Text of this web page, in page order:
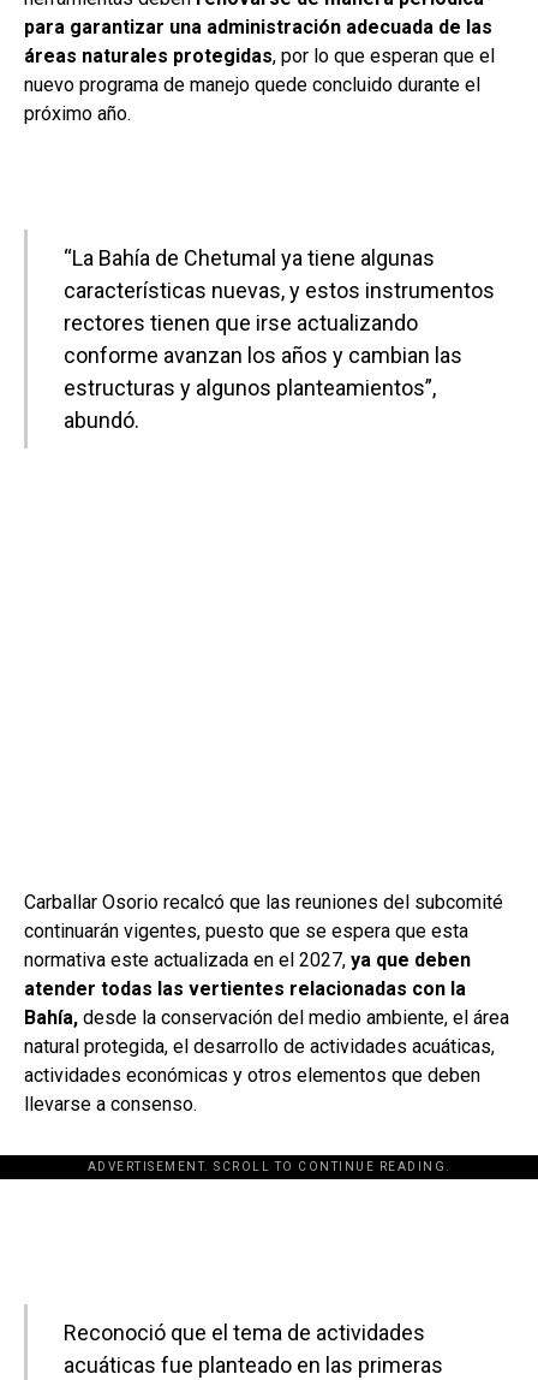
para garantizar una administración adecuada de las
áreas naturales protegidas, por lo que esperan que el
nuevo programa de manejo quede concluido durante el
próximo año.
“La Bahía de Chetumal ya tiene algunas
características nuevas, y estos instrumentos
rectores tienen que irse actualizando
conforme avanzan los años y cambian las
estructuras y algunos planteamientos”,
abundó.
Carballar Osorio recalcó que las reuniones del subcomité
continuarán vigentes, puesto que se espera que esta
normativa este actualizada en el 2027, ya que deben
atender todas las vertientes relacionadas con la
Bahía, desde la conservación del medio ambiente, el área
natural protegida, el desarrollo de actividades acuáticas,
actividades económicas y otros elementos que deben
llevarse a consenso.
ADVERTISEMENT. SCROLL TO CONTINUE READING.
[adsforwp id="243463"]
Reconoció que el tema de actividades
acuáticas fue planteado en las primeras